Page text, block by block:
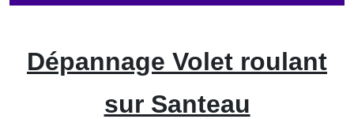
Dépannage Volet roulant
sur Santeau